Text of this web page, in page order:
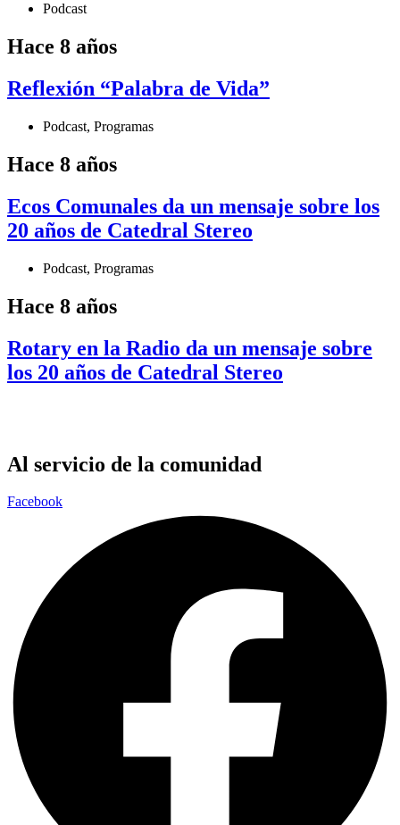
Podcast
Hace 8 años
Reflexión “Palabra de Vida”
Podcast, Programas
Hace 8 años
Ecos Comunales da un mensaje sobre los
20 años de Catedral Stereo
Podcast, Programas
Hace 8 años
Rotary en la Radio da un mensaje sobre
los 20 años de Catedral Stereo
Al servicio de la comunidad
Facebook